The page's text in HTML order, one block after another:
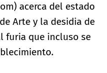
acerca del estado
Arte y la desidia de
furia que incluso se